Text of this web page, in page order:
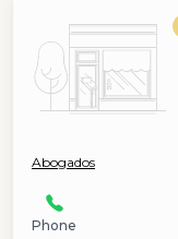
Abogados
Phone